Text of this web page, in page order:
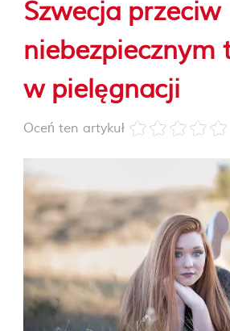
Szwecja przeciw
niebezpiecznym
w pielęgnacji
Oceń ten artykuł